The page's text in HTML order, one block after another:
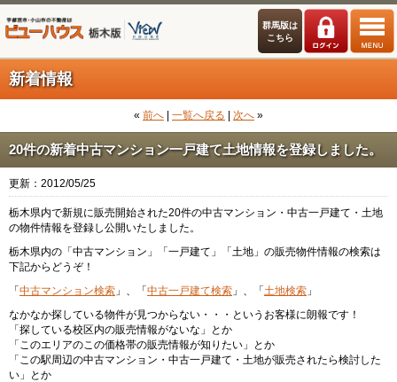
群馬版は
こちら
新着情報
« 前へ 一覧へ戻る 次へ »
20件の新着中古マンション一戸建て土地情報を登録しました。
更新：2012/05/25
栃木県内で新規に販売開始された20件の中古マンション・中古一戸建て・土地
の物件情報を登録し公開いたしました。
栃木県内の「中古マンション」「一戸建て」「土地」の販売物件情報の検索は
下記からどうぞ！
「 中古マンション検索 」、「 中古一戸建て検索 」、「 土地検索 」
なかなか探している物件が見つからない・・・というお客様に朗報です！
「探している校区内の販売情報がないな」とか
「このエリアのこの価格帯の販売情報が知りたい」とか
「この駅周辺の中古マンション・中古一戸建て・土地が販売されたら検討した
い」とか